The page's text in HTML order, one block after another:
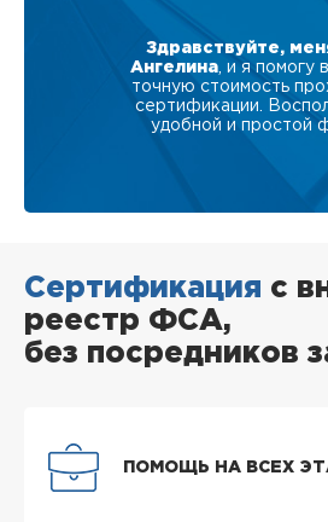
Здравствуйте,
Ангелина , и я помогу
точную стоимость
сертификации.
удобной и простой
Сертификация с
реестр ФСА,
без посредников
ПОМОЩЬ НА ВСЕХ